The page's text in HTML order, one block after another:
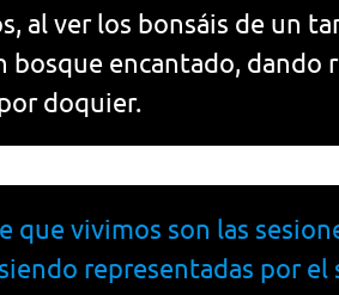
al ver los bonsáis de un
bosque encantado, dando
doquier.
vivimos son las
representadas por el